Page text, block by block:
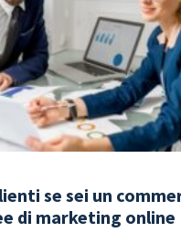
se sei un
di marketing online